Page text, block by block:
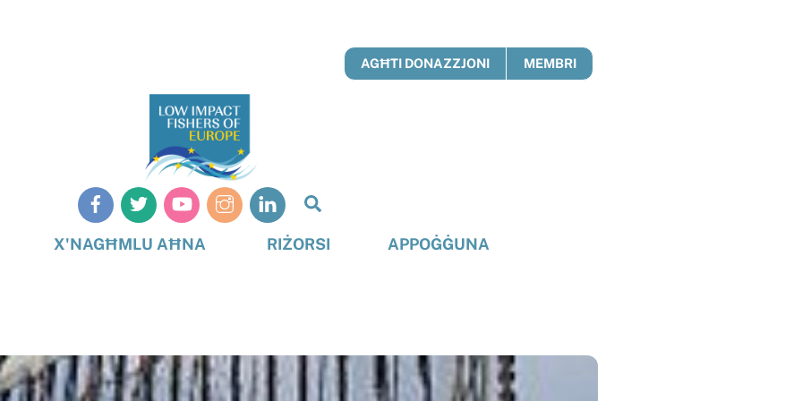
AGĦTI DONAZZJONI MEMBRI
X'NAGĦMLU AĦNA RIŻORSI APPOĠĠUNA